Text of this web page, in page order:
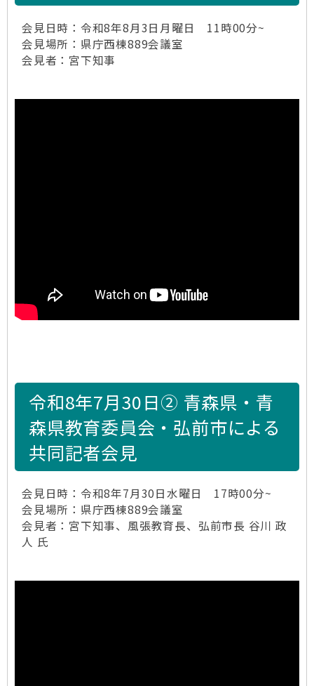
会見日時：令和8年8月3日月曜日 11時00分~
会見場所：県庁西棟889会議室
会見者：宮下知事
令和8年7月30日② 青森県・青
森県教育委員会・弘前市による
共同記者会見
会見日時：令和8年7月30日水曜日 17時00分~
会見場所：県庁西棟889会議室
会見者：宮下知事、風張教育長、弘前市長 谷川 政
人 氏